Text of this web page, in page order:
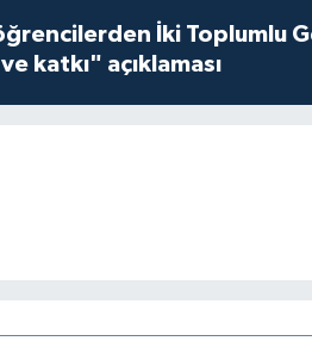
İki Toplumlu
katkı" açıklaması